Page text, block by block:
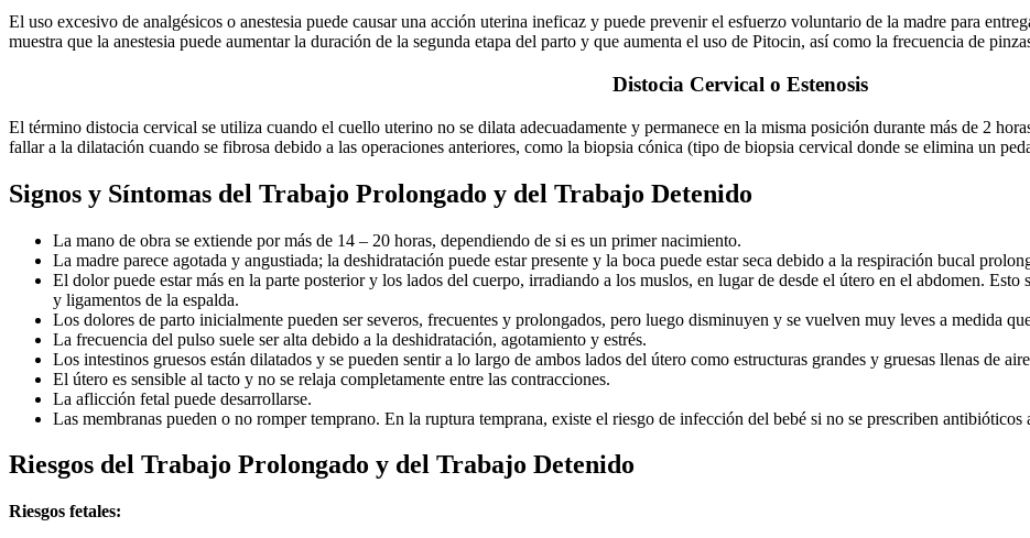
El uso excesivo de analgésicos o anestesia puede causar una acción uterina ineficaz y puede prevenir el esfuerzo voluntario de la madre para
muestra que la anestesia puede aumentar la duración de la segunda etapa del parto y que aumenta el uso de Pitocin, así como la frecuencia de
Distocia Cervical o Estenosis
El término distocia cervical se utiliza cuando el cuello uterino no se dilata adecuadamente y permanece en la misma posición durante más de 2
fallar a la dilatación cuando se fibrosa debido a las operaciones anteriores, como la biopsia cónica (tipo de biopsia cervical donde se elimina un
Signos y Síntomas del Trabajo Prolongado y del Trabajo Detenido
La mano de obra se extiende por más de 14 – 20 horas, dependiendo de si es un primer nacimiento.
La madre parece agotada y angustiada; la deshidratación puede estar presente y la boca puede estar seca debido a la respiración bucal
El dolor puede estar más en la parte posterior y los lados del cuerpo, irradiando a los muslos, en lugar de desde el útero en el abdomen.
y ligamentos de la espalda.
Los dolores de parto inicialmente pueden ser severos, frecuentes y prolongados, pero luego disminuyen y se vuelven muy leves a medida
La frecuencia del pulso suele ser alta debido a la deshidratación, agotamiento y estrés.
Los intestinos gruesos están dilatados y se pueden sentir a lo largo de ambos lados del útero como estructuras grandes y gruesas llenas de
El útero es sensible al tacto y no se relaja completamente entre las contracciones.
La aflicción fetal puede desarrollarse.
Las membranas pueden o no romper temprano. En la ruptura temprana, existe el riesgo de infección del bebé si no se prescriben antibióticos
Riesgos del Trabajo Prolongado y del Trabajo Detenido
Riesgos fetales: